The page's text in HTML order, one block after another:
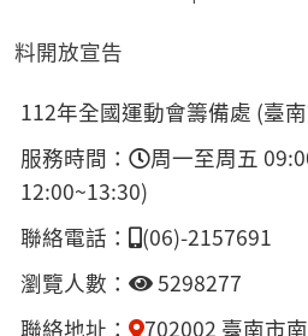
料開放宣告
112年全國運動會籌備處 (臺
服務時間：
周一至周五
12:00~13:30)
聯絡電話：
(06)-2157691
瀏覽人數：
5298277
聯絡地址：
702002 臺南市